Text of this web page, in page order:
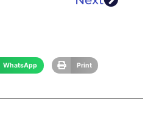
WhatsApp Print